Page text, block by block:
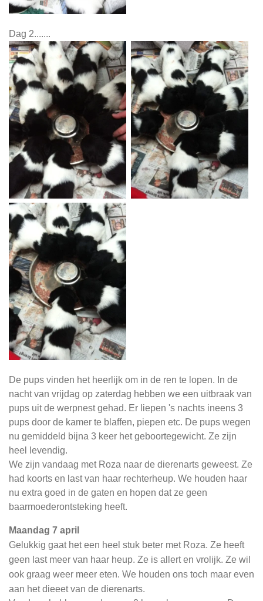
Dag 2.......
De pups vinden het heerlijk om in de ren te lopen. In de
nacht van vrijdag op zaterdag hebben we een uitbraak van
pups uit de werpnest gehad. Er liepen 's nachts ineens 3
pups door de kamer te blaffen, piepen etc. De pups wegen
nu gemiddeld bijna 3 keer het geboortegewicht. Ze zijn
heel levendig.
We zijn vandaag met Roza naar de dierenarts geweest. Ze
had koorts en last van haar rechterheup. We houden haar
nu extra goed in de gaten en hopen dat ze geen
baarmoederontsteking heeft.
Maandag 7 april
Gelukkig gaat het een heel stuk beter met Roza. Ze heeft
geen last meer van haar heup. Ze is allert en vrolijk. Ze wil
ook graag weer meer eten. We houden ons toch maar even
aan het dieeet van de dierenarts.